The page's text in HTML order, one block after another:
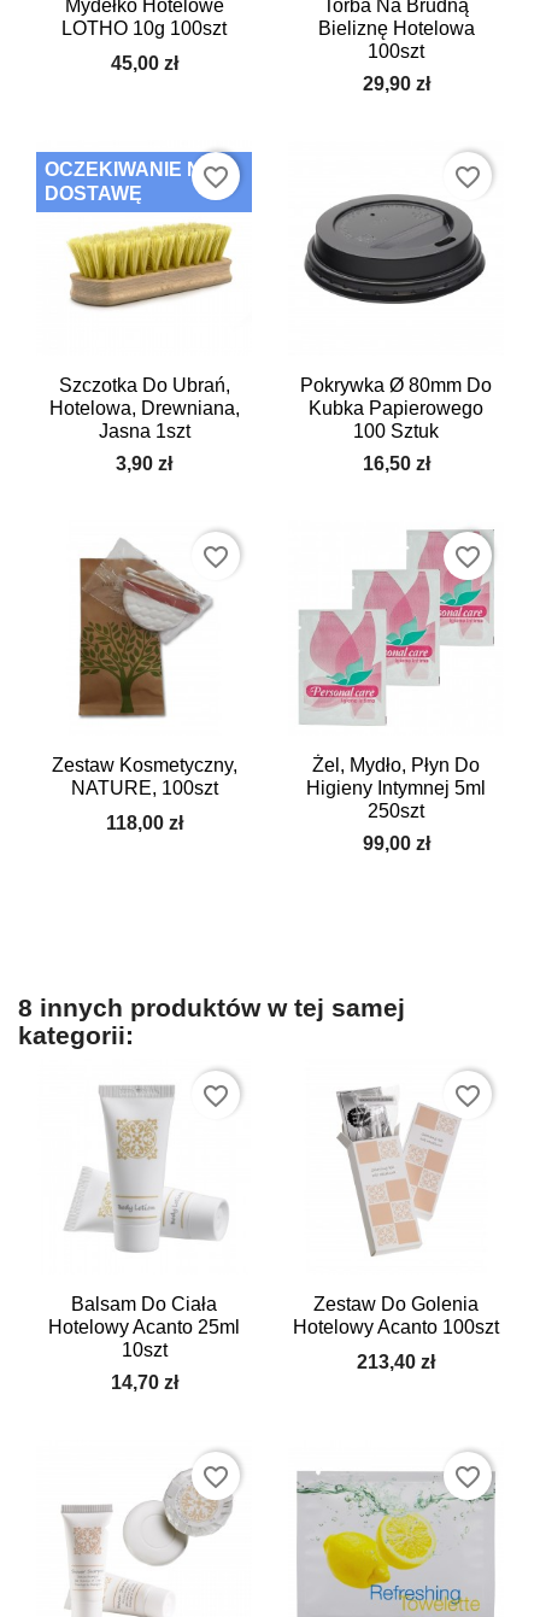
Mydełko Hotelowe
LOTHO 10g 100szt
45,00 zł
Torba Na Brudną
Bieliznę Hotelowa
100szt
29,90 zł
Szczotka Do Ubrań,
Hotelowa, Drewniana,
Jasna 1szt
3,90 zł
OCZEKIWANIE NA
DOSTAWĘ
favorite_border
Pokrywka Ø 80mm Do
Kubka Papierowego
100 Sztuk
16,50 zł
favorite_border
Zestaw Kosmetyczny,
NATURE, 100szt
118,00 zł
favorite_border
Żel, Mydło, Płyn Do
Higieny Intymnej 5ml
250szt
99,00 zł
favorite_border
8 innych produktów w tej samej
kategorii:
Balsam Do Ciała
Hotelowy Acanto 25ml
10szt
14,70 zł
favorite_border
Zestaw Do Golenia
Hotelowy Acanto 100szt
213,40 zł
favorite_border
favorite_border favorite_border